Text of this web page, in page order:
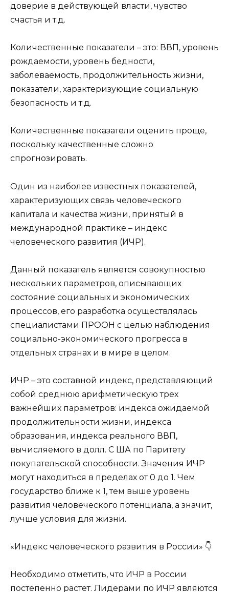
доверие в действующей власти, чувство
счастья и т.д.
Количественные показатели – это: ВВП, уровень
рождаемости, уровень бедности,
заболеваемость, продолжительность жизни,
показатели, характеризующие социальную
безопасность и т.д.
Количественные показатели оценить проще,
поскольку качественные сложно
спрогнозировать.
Один из наиболее известных показателей,
характеризующих связь человеческого
капитала и качества жизни, принятый в
международной практике – индекс
человеческого развития (ИЧР).
Данный показатель является совокупностью
нескольких параметров, описывающих
состояние социальных и экономических
процессов, его разработка осуществлялась
специалистами ПРООН с целью наблюдения
социально-экономического прогресса в
отдельных странах и в мире в целом.
ИЧР – это составной индекс, представляющий
собой среднюю арифметическую трех
важнейших параметров: индекса ожидаемой
продолжительности жизни, индекса
образования, индекса реального ВВП,
вычисляемого в долл. С ША по Паритету
покупательской способности. Значения ИЧР
могут находиться в пределах от 0 до 1. Чем
государство ближе к 1, тем выше уровень
развития человеческого потенциала, а значит,
лучше условия для жизни.
«Индекс человеческого развития в России» 👇
Необходимо отметить, что ИЧР в России
постепенно растет. Лидерами по ИЧР являются